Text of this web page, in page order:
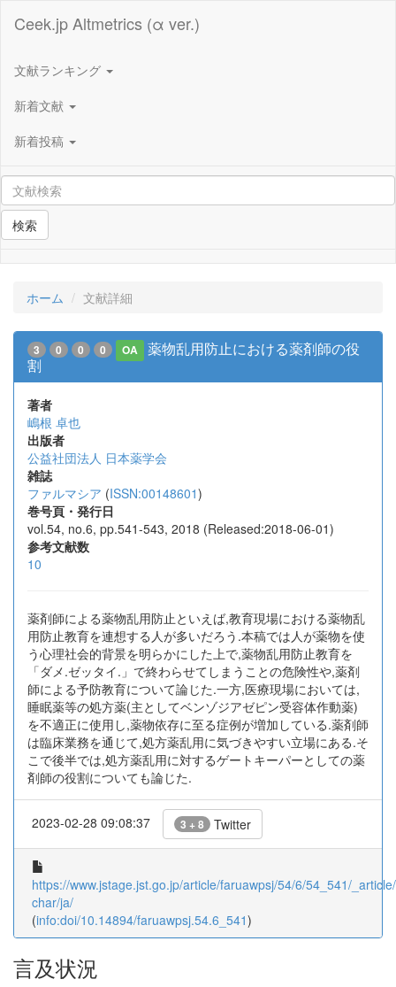
Ceek.jp Altmetrics (α ver.)
文献ランキング
新着文献
新着投稿
検索
ホーム 文献詳細
3 0 0 0 OA
薬物乱用防止における薬剤師の役
割
著者
嶋根 卓也
出版者
公益社団法人 日本薬学会
雑誌
ファルマシア (ISSN:00148601)
巻号頁・発行日
vol.54, no.6, pp.541-543, 2018 (Released:2018-06-01)
参考文献数
10
薬剤師による薬物乱用防止といえば,教育現場における薬物乱
用防止教育を連想する人が多いだろう.本稿では人が薬物を使
う心理社会的背景を明らかにした上で,薬物乱用防止教育を
「ダメ.ゼッタイ.」で終わらせてしまうことの危険性や,薬剤
師による予防教育について論じた.一方,医療現場においては,
睡眠薬等の処方薬(主としてベンゾジアゼピン受容体作動薬)
を不適正に使用し,薬物依存に至る症例が増加している.薬剤師
は臨床業務を通じて,処方薬乱用に気づきやすい立場にある.そ
こで後半では,処方薬乱用に対するゲートキーパーとしての薬
剤師の役割についても論じた.
2023-02-28 09:08:37 3 + 8 Twitter
https://www.jstage.jst.go.jp/article/faruawpsj/54/6/54_541/
char/ja/
(info:doi/10.14894/faruawpsj.54.6_541)
言及状況